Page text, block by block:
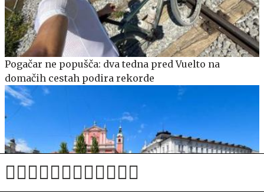
Pogačar ne popušča: dva tedna pred Vuelto na
domačih cestah podira rekorde